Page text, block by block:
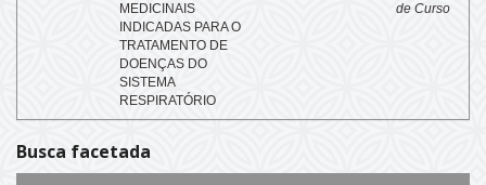
MEDICINAIS
INDICADAS PARA O
TRATAMENTO DE
DOENÇAS DO
SISTEMA
RESPIRATÓRIO
de Curso
Busca facetada